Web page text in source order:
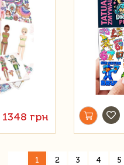
1348 грн
1 2 3 4 5